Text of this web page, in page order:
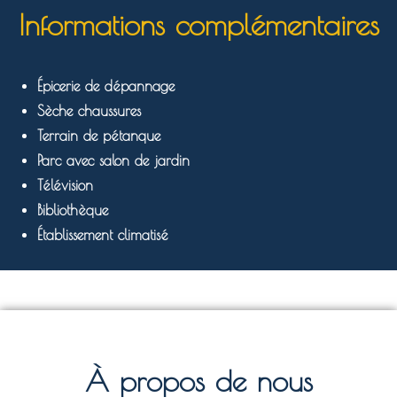
Informations complémentaires
Épicerie de dépannage
Sèche chaussures
Terrain de pétanque
Parc avec salon de jardin
Télévision
Bibliothèque
Établissement climatisé
À propos de nous